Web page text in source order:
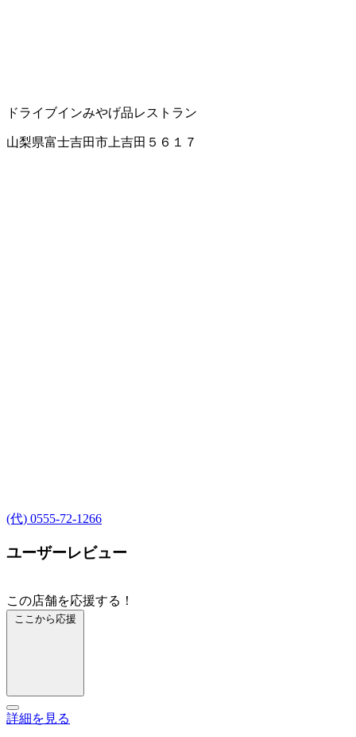
ドライブインみやげ品レストラン
山梨県富士吉田市上吉田５６１７
(代) 0555-72-1266
ユーザーレビュー
この店舗を応援する！
ここから応援
詳細を見る